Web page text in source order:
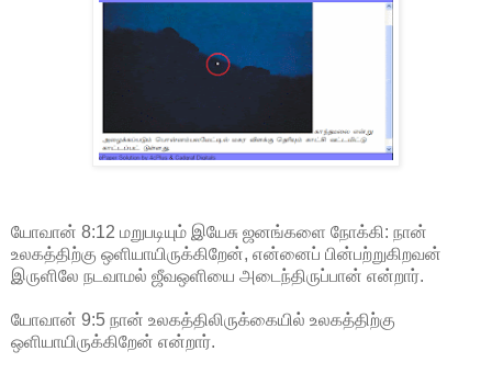
யோவான் 8:12 மறுபடியும் இயேசு ஜனங்களை நோக்கி: நான்
உலகத்திற்கு ஒளியாயிருக்கிறேன், என்னைப் பின்பற்றுகிறவன்
இருளிலே நடவாமல் ஜீவஒளியை அடைந்திருப்பான் என்றார்.
யோவான் 9:5 நான் உலகத்திலிருக்கையில் உலகத்திற்கு
ஒளியாயிருக்கிறேன் என்றார்.